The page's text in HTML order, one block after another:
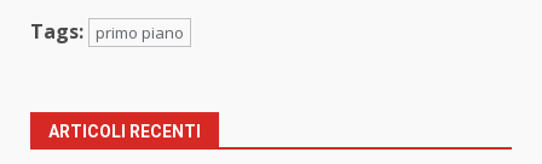
Tags: primo piano
ARTICOLI RECENTI